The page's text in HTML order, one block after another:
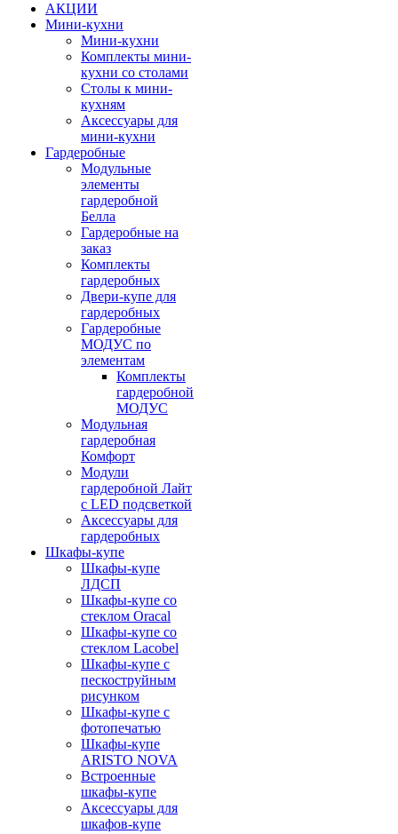
АКЦИИ
Мини-кухни
Мини-кухни
Комплекты мини-
кухни со столами
Столы к мини-
кухням
Аксессуары для
мини-кухни
Гардеробные
Модульные
элементы
гардеробной
Белла
Гардеробные на
заказ
Комплекты
гардеробных
Двери-купе для
гардеробных
Гардеробные
МОДУС по
элементам
Комплекты
гардеробной
МОДУС
Модульная
гардеробная
Комфорт
Модули
гардеробной Лайт
с LED подсветкой
Аксессуары для
гардеробных
Шкафы-купе
Шкафы-купе
ЛДСП
Шкафы-купе со
стеклом Oracal
Шкафы-купе со
стеклом Lacobel
Шкафы-купе с
пескоструйным
рисунком
Шкафы-купе с
фотопечатью
Шкафы-купе
ARISTO NOVA
Встроенные
шкафы-купе
Аксессуары для
шкафов-купе